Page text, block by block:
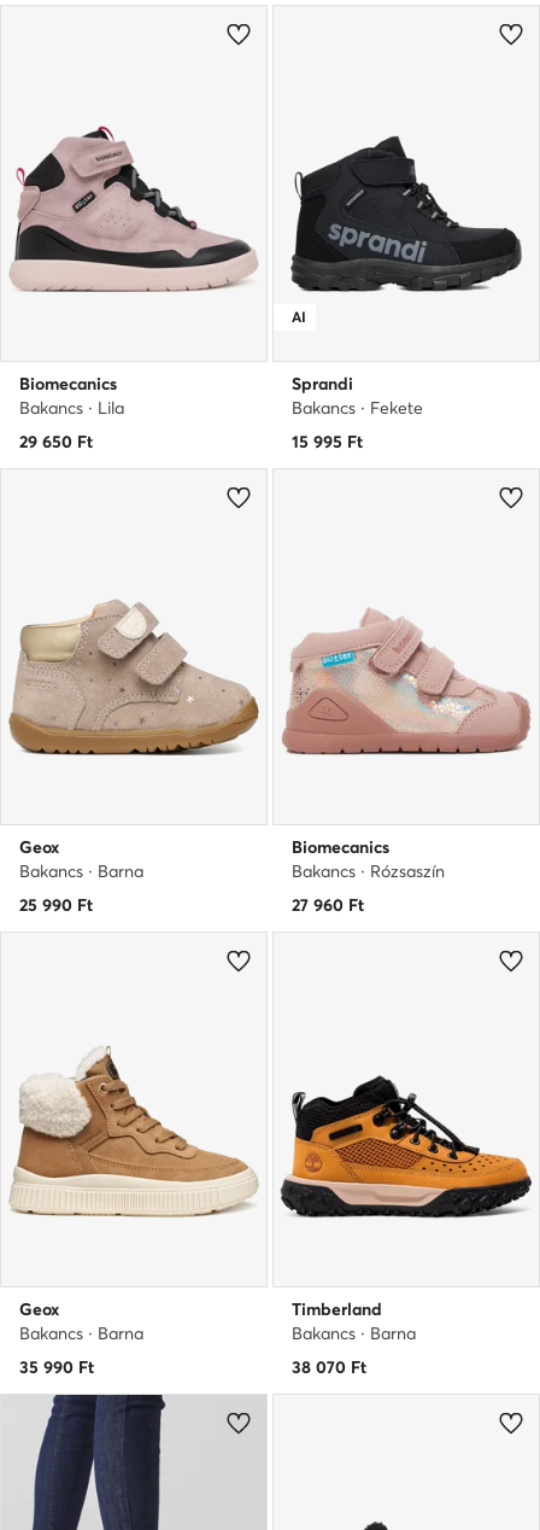
Biomecanics
Bakancs · Lila
29 650 Ft
AI
Sprandi
Bakancs · Fekete
15 995 Ft
Geox
Bakancs · Barna
25 990 Ft
Biomecanics
Bakancs · Rózsaszín
27 960 Ft
Geox
Bakancs · Barna
35 990 Ft
Timberland
Bakancs · Barna
38 070 Ft